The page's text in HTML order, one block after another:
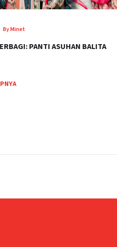
By Minet
PANTI ASUHAN BALITA